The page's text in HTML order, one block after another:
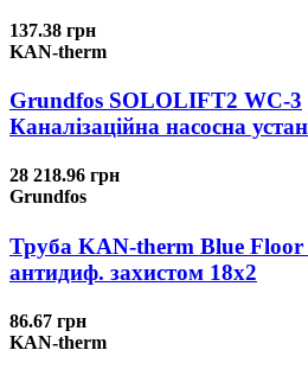
137.38 грн
KAN-therm
Grundfos SOLOLIFT2 WC-3
Каналізаційна насосна
28 218.96 грн
Grundfos
Труба KAN-therm Blue Floor
антидиф. захистом 18х2
86.67 грн
KAN-therm